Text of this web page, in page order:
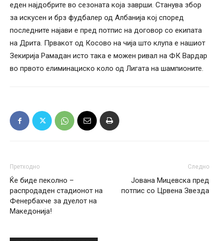
еден најдобрите во сезоната која заврши. Станува збор
за искусен и брз фудбалер од Албанија кој според
последните најави е пред потпис на договор со екипата
на Дрита. Првакот од Косово на чија што клупа е нашиот
Зекирија Рамадан исто така е можен ривал на ФК Вардар
во првото елиминациско коло од Лигата на шампионите.
Претходно
Ќе биде пеколно –
распродаден стадионот на
Фенербахче за дуелот на
Македонија!
Следно
Јована Мицевска пред
потпис со Црвена Звезда